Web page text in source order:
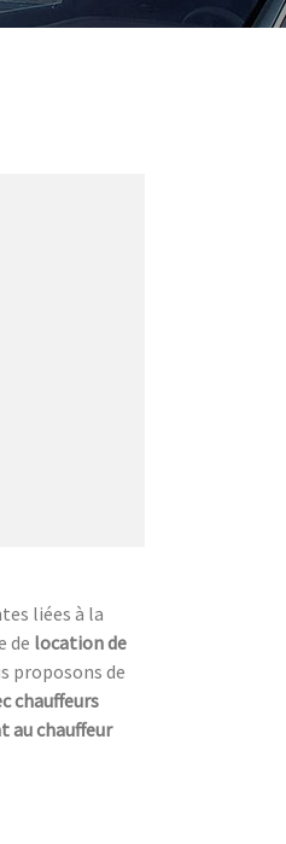
liées à la
de location de
proposons de
chauffeurs
au chauffeur